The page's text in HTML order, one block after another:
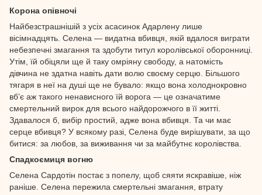
Корона опівночі
Найбезстрашнішій з усіх асасинок Адарлену лише
вісімнадцять. Селена — видатна вбивця, якій вдалося виграти
небезпечні змагання та здобути титул королівської оборонниці.
Утім, їй обіцяли ще й таку омріяну свободу, а натомість
дівчина не здатна навіть дати волю своєму серцю. Більшого
тягаря в неї на душі ще не бувало: якщо вона холоднокровно
вб’є аж такого ненависного їй ворога — це означатиме
смертельний вирок для всього найдорожчого в її житті.
Здавалося б, вибір простий, адже вона вбивця. Та чи має
серце вбивця? У всякому разі, Селена буде вирішувати, за що
битися: за любов, за виживання чи за майбутнє королівства.
Спадкоємиця вогню
Селена Сардотін постає з попелу, щоб сяяти яскравіше, ніж
раніше. Селена пережила смертельні змагання, втрату